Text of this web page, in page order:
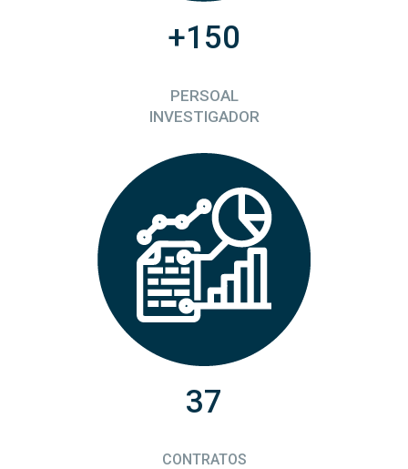
+150
PERSOAL
INVESTIGADOR
37
CONTRATOS